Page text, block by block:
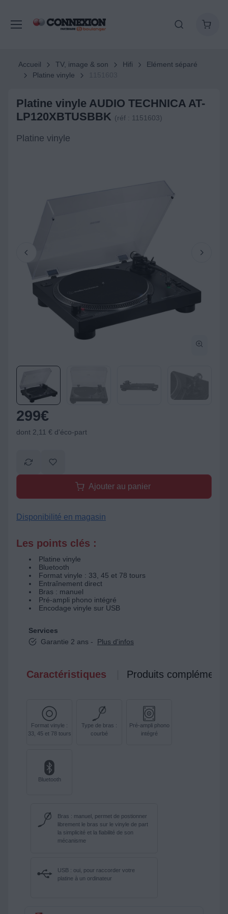
Accueil TV, image & son Hifi
Elément séparé
Platine vinyle
Platine vinyle AUDIO TECHNICA AT-
LP120XBTUSBBK (réf : 1151603)
Platine vinyle
299€
dont 2,11 € d'éco-part
Ajouter au panier
Disponibilité en magasin
Les points clés :
Platine vinyle
Bluetooth
Format vinyle : 33, 45 et 78 tours
Entraînement direct
Bras : manuel
Pré-ampli phono intégré
Encodage vinyle sur USB
Services
Garantie 2 ans -
Plus d'infos
Caractéristiques Produits
Format vinyle :
33, 45 et 78 tours
Type de bras :
courbé
Pré-ampli phono
intégré
Bluetooth
Bras : manuel, permet de postionner
librement le bras sur le vinyle de part
la simplicité et la fiabilité de son
mécanisme
USB : oui, pour raccorder votre
platine à un ordinateur